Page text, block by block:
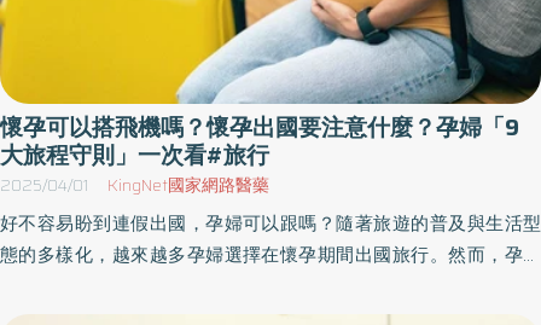
懷孕可以搭飛機嗎？懷孕出國要注意什麼？孕婦「9
大旅程守則」一次看#旅行
2025/04/01 KingNet國家網路醫藥
好不容易盼到連假出國，孕婦可以跟嗎？隨著旅遊的普及與生活型
態的多樣化，越來越多孕婦選擇在懷孕期間出國旅行。然而，孕期
整理一篇孕婦旅行充足的準備與適當的防護措施，能確保孕婦的旅